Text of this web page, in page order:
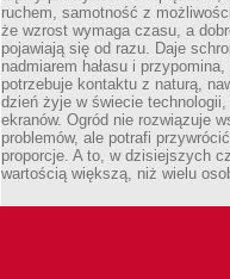
ruchem, samotność z
że wzrost wymaga czasu, a
pojawiają się od razu. Daje
nadmiarem hałasu i przypomina,
potrzebuje kontaktu z naturą,
dzień żyje w świecie technologii,
ekranów. Ogród nie rozwiązuje
problemów, ale potrafi
proporcje. A to, w dzisiejszych
wartością większą, niż wielu